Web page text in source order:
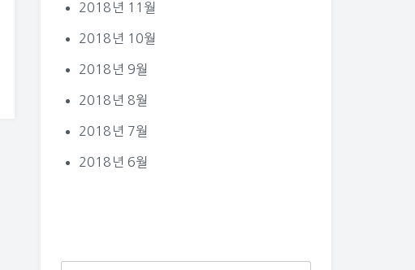
2018년 11월
2018년 10월
2018년 9월
2018년 8월
2018년 7월
2018년 6월